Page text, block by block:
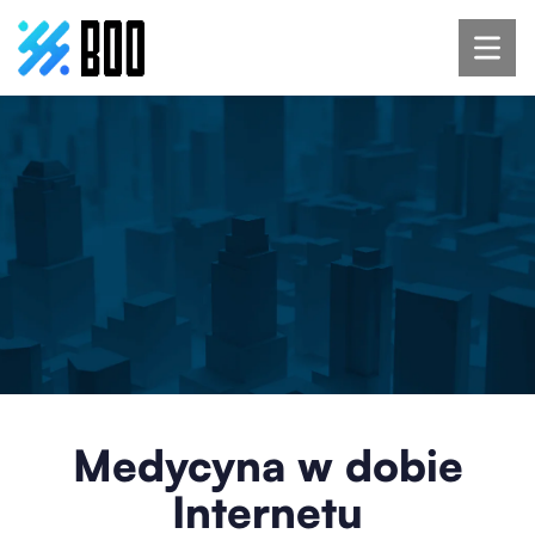
Medycyna w dobie
Internetu